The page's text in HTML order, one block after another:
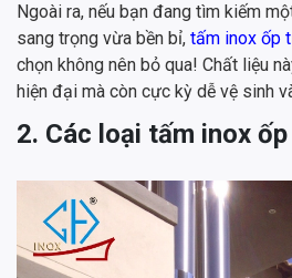
Ngoài ra, nếu bạn đang tìm kiếm
sang trọng vừa bền bỉ, tấm inox ốp
chọn không nên bỏ qua! Chất liệu
hiện đại mà còn cực kỳ dễ vệ sinh
2. Các loại tấm inox